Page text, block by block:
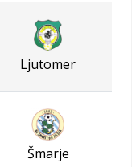
Ljutomer
Šmarje